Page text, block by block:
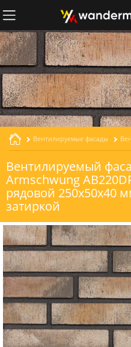
Вентилируемые фасады
Вентилируемый
Armschwung
рядовой 250x50x40
затиркой